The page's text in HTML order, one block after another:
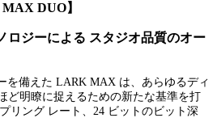
DUO】
ロジーによる スタジオ品質のオー
を備えた LARK MAX は、あらゆるディ
ど明瞭に捉えるための新たな基準を打
リング レート、24 ビットのビット深